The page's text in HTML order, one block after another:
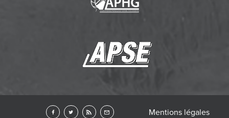
Mentions légales